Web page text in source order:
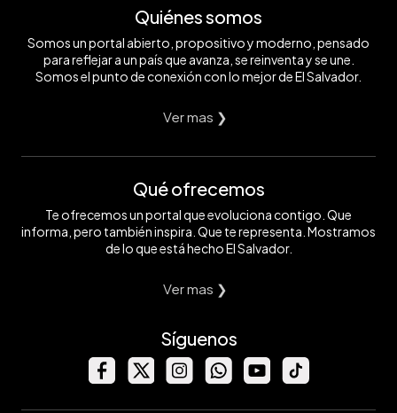
Quiénes somos
Somos un portal abierto, propositivo y moderno, pensado
para reflejar a un país que avanza, se reinventa y se une.
Somos el punto de conexión con lo mejor de El Salvador.
Ver mas ❯
Qué ofrecemos
Te ofrecemos un portal que evoluciona contigo. Que
informa, pero también inspira. Que te representa. Mostramos
de lo que está hecho El Salvador.
Ver mas ❯
Síguenos